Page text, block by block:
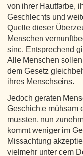
von ihrer Hautfarbe,
Geschlechts und
Quelle dieser
Menschen
sind. Entsprechend
Alle Menschen
dem Gesetz
ihres Menschseins.
Jedoch geraten
Geschichte mühsam
mussten, nun
kommt weniger im
Missachtung
vielmehr unter dem